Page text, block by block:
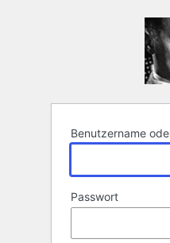
Benutzername
Passwort